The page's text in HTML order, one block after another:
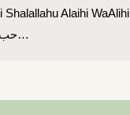
Alaihi WaAlihi
Wa Shahbihi Wasalam: حب…